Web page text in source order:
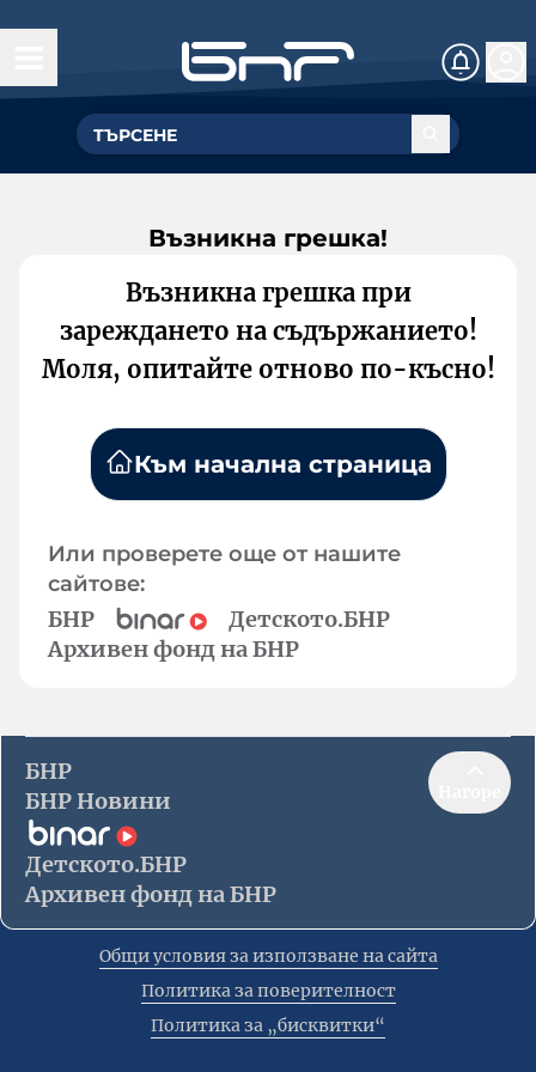
Възникна грешка!
Възникна грешка при
зареждането на съдържанието!
Моля, опитайте отново по-късно!
Към начална страница
Или проверете още от нашите
сайтове:
БНР
Детското.БНР
Архивен фонд на БНР
БНР
БНР Новини
Детското.БНР
Архивен фонд на БНР
Общи условия за използване на сайта
Политика за поверителност
Политика за „бисквитки“